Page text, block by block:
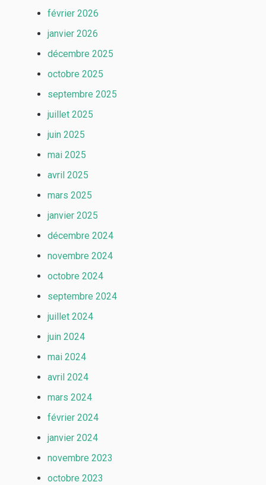
février 2026
janvier 2026
décembre 2025
octobre 2025
septembre 2025
juillet 2025
juin 2025
mai 2025
avril 2025
mars 2025
janvier 2025
décembre 2024
novembre 2024
octobre 2024
septembre 2024
juillet 2024
juin 2024
mai 2024
avril 2024
mars 2024
février 2024
janvier 2024
novembre 2023
octobre 2023